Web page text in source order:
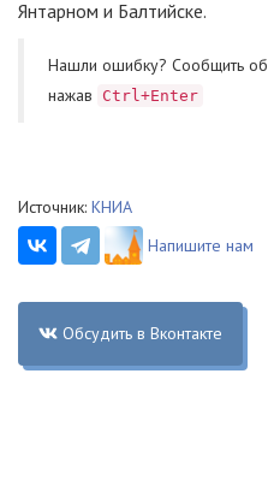
Янтарном и Балтийске.
Нашли ошибку? Cообщить
нажав
Ctrl+Enter
Источник: КНИА
Напишите нам
Обсудить в Вконтакте